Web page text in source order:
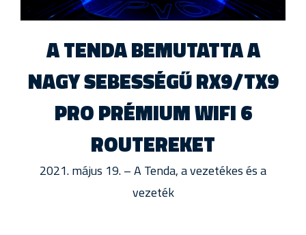
A TENDA BEMUTATTA A
NAGY SEBESSÉGŰ RX9/TX9
PRO PRÉMIUM WIFI 6
ROUTEREKET
2021. május 19. – A Tenda, a vezetékes és a
vezeték